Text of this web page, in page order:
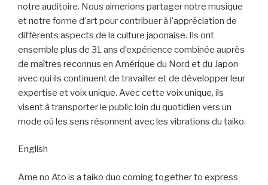
notre auditoire. Nous aimerions partager notre musique
et notre forme d’art pour contribuer à l’appréciation de
différents aspects de la culture japonaise. Ils ont
ensemble plus de 31 ans d’expérience combinée auprès
de maîtres reconnus en Amérique du Nord et du Japon
avec qui ils continuent de travailler et de développer leur
expertise et voix unique. Avec cette voix unique, ils
visent à transporter le public loin du quotidien vers un
mode où les sens résonnent avec les vibrations du taiko.
English
Ame no Ato is a taiko duo coming together to express